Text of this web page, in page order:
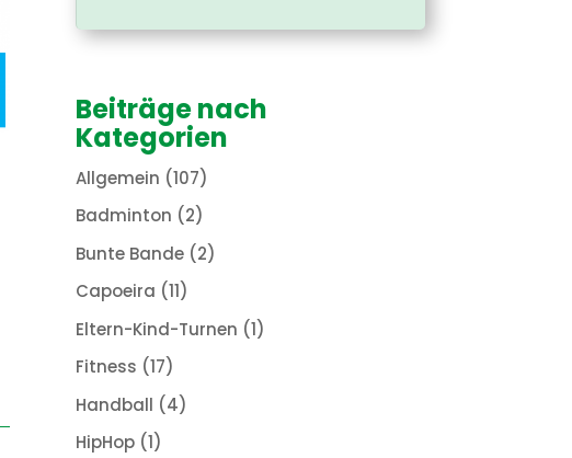
Beiträge nach
Kategorien
Allgemein (107)
Badminton (2)
Bunte Bande(2)
Capoeira (11)
Eltern-Kind-Turnen (1)
Fitness (17)
Handball (4)
HipHop(1)